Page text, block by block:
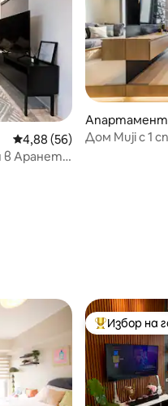
Средна оценка: 4,88 от
4,88 (56)
в Аранета
Апартамент
и
Дом Muji с 1
Най-Избор на